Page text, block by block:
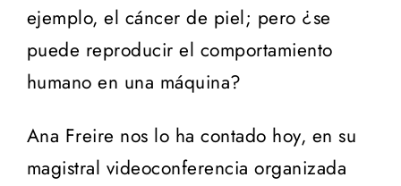
ejemplo, el cáncer de piel; pero ¿se
puede reproducir el comportamiento
humano en una máquina?
Ana Freire nos lo ha contado hoy, en su
magistral videoconferencia organizada